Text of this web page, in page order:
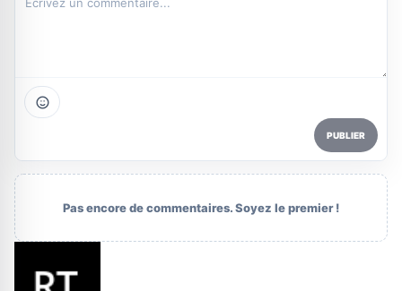
PUBLIER
Pas encore de commentaires. Soyez le premier !